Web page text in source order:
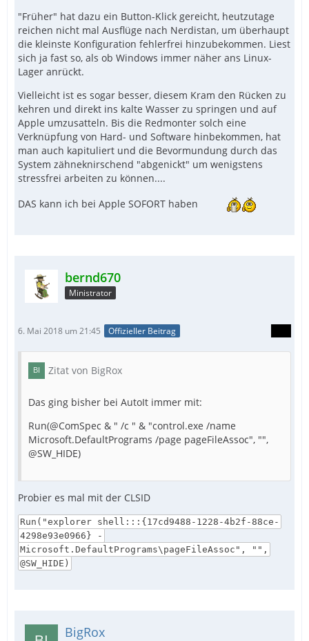
"Früher" hat dazu ein Button-Klick gereicht, heutzutage
reichen nicht mal Ausflüge nach Nerdistan, um überhaupt
die kleinste Konfiguration fehlerfrei hinzubekommen. Liest
sich ja fast so, als ob Windows immer näher ans Linux-
Lager anrückt.
Vielleicht ist es sogar besser, diesem Kram den Rücken zu
kehren und direkt ins kalte Wasser zu springen und auf
Apple umzusatteln. Bis die Redmonter solch eine
Verknüpfung von Hard- und Software hinbekommen, hat
man auch kapituliert und die Bevormundung durch das
System zähneknirschend "abgenickt" um wenigstens
stressfrei arbeiten zu können....
DAS kann ich bei Apple SOFORT haben
bernd670
Ministrator
6. Mai 2018 um 21:45 Offizieller Beitrag
Zitat von BigRox
Das ging bisher bei AutoIt immer mit:
Run(@ComSpec & " /c " & "control.exe /name
Microsoft.DefaultPrograms /page pageFileAssoc", "",
@SW_HIDE)
Probier es mal mit der CLSID
Run("explorer shell:::{17cd9488-1228-4b2f-88ce-
4298e93e0966} -
Microsoft.DefaultPrograms\pageFileAssoc", "",
@SW_HIDE)
BigRox